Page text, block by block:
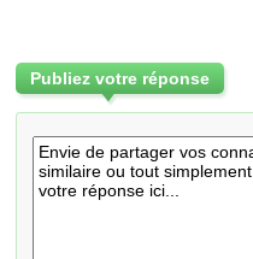
Publiez votre réponse